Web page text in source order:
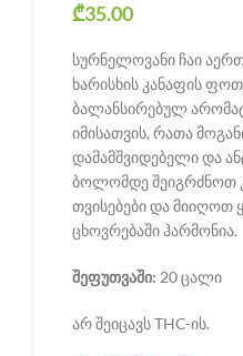
₾35.00
სურნელოვანი ჩაი
ხარისხის კანაფის
ბალანსირებულ
იმისათვის, რათა
დამამშვიდებელი და
ბოლომდე შეიგრძნოთ
თვისებები და
ცხოვრებაში ჰარმონია.
შეფუთვაში: 20 ცალი
არ შეიცავს THC-ის.